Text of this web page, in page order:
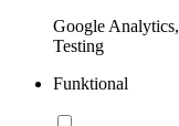
Google
Testing
Funktional